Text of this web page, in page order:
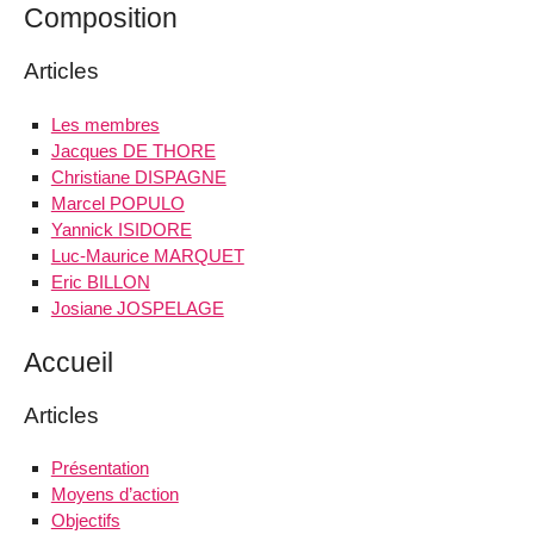
Composition
Articles
Les membres
Jacques DE THORE
Christiane DISPAGNE
Marcel POPULO
Yannick ISIDORE
Luc-Maurice MARQUET
Eric BILLON
Josiane JOSPELAGE
Accueil
Articles
Présentation
Moyens d’action
Objectifs